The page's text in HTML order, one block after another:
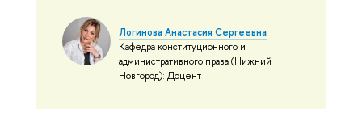
Логинова Анастасия Сергеевна
Кафедра конституционного и
административного права (Нижний
Новгород): Доцент